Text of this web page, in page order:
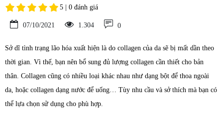
5 | 0 đánh giá
07/10/2021 1.304 0
Sở dĩ tình trạng lão hóa xuất hiện là do collagen của da sẽ bị mất dần theo
thời gian. Vì thế, bạn nên bổ sung đủ lượng collagen cần thiết cho bản
thân. Collagen cũng có nhiều loại khác nhau như dạng bột để thoa ngoài
da, hoặc collagen dạng nước để uống… Tùy nhu cầu và sở thích mà bạn có
thể lựa chọn sử dụng cho phù hợp.